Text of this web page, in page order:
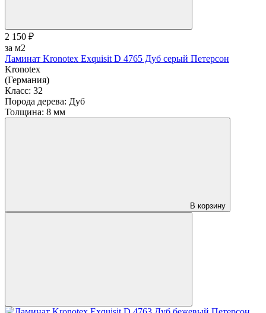
2 150 ₽
за м2
Ламинат Kronotex Exquisit D 4765 Дуб серый Петерсон
Kronotex
(Германия)
Класс: 32
Порода дерева: Дуб
Толщина: 8 мм
В корзину